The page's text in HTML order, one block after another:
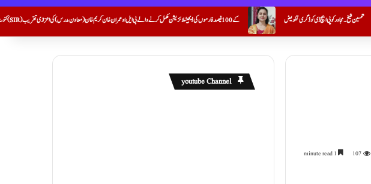
کنوٹ شہر و گوکونڈہ علاقے میں خصوصی گہری نظرِ ثانی (SIR) کے 100 فیصد فارموں کی ڈیجیٹلائزیشن مکمل کرنے والے بی ایل او عمران خان کریم خان (معاون مدرس) کی اعزازی تقریب
107
youtube Channel